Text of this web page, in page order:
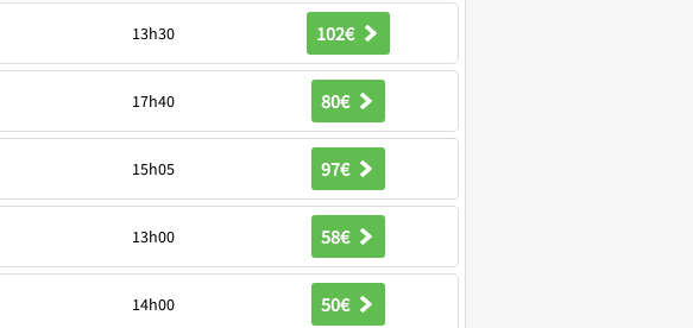
13h30 102€
17h40 80€
15h05 97€
13h00 58€
14h00 50€